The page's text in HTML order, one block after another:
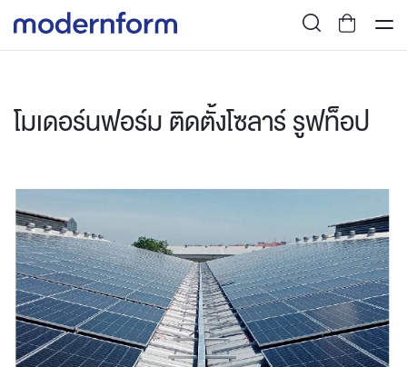
โมเดอร์นฟอร์ม ติดตั้งโซลาร์ รูฟท็อป